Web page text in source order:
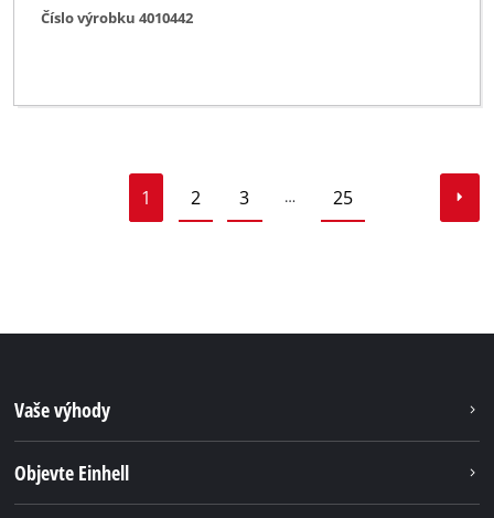
Číslo výrobku 4010442
1 2 3 … 25
Vaše výhody
Objevte Einhell